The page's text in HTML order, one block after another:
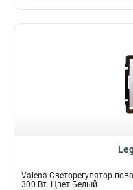
Valena Светорегулятор
300 Вт. Цвет Белый